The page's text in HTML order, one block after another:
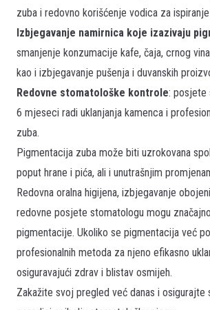
zuba i redovno korišćenje vodica za
Izbjegavanje namirnica koje izazivaju
smanjenje konzumacije kafe, čaja, crnog
kao i izbjegavanje pušenja i duvanskih
Redovne stomatološke kontrole: posjete
6 mjeseci radi uklanjanja kamenca i
zuba.
Pigmentacija zuba može biti uzrokovana
poput hrane i pića, ali i unutrašnjim
Redovna oralna higijena, izbjegavanje
redovne posjete stomatologu mogu
pigmentacije. Ukoliko se pigmentacija već
profesionalnih metoda za njeno efikasno
osiguravajući zdrav i blistav osmijeh.
Zakažite svoj pregled već danas i osigurajte